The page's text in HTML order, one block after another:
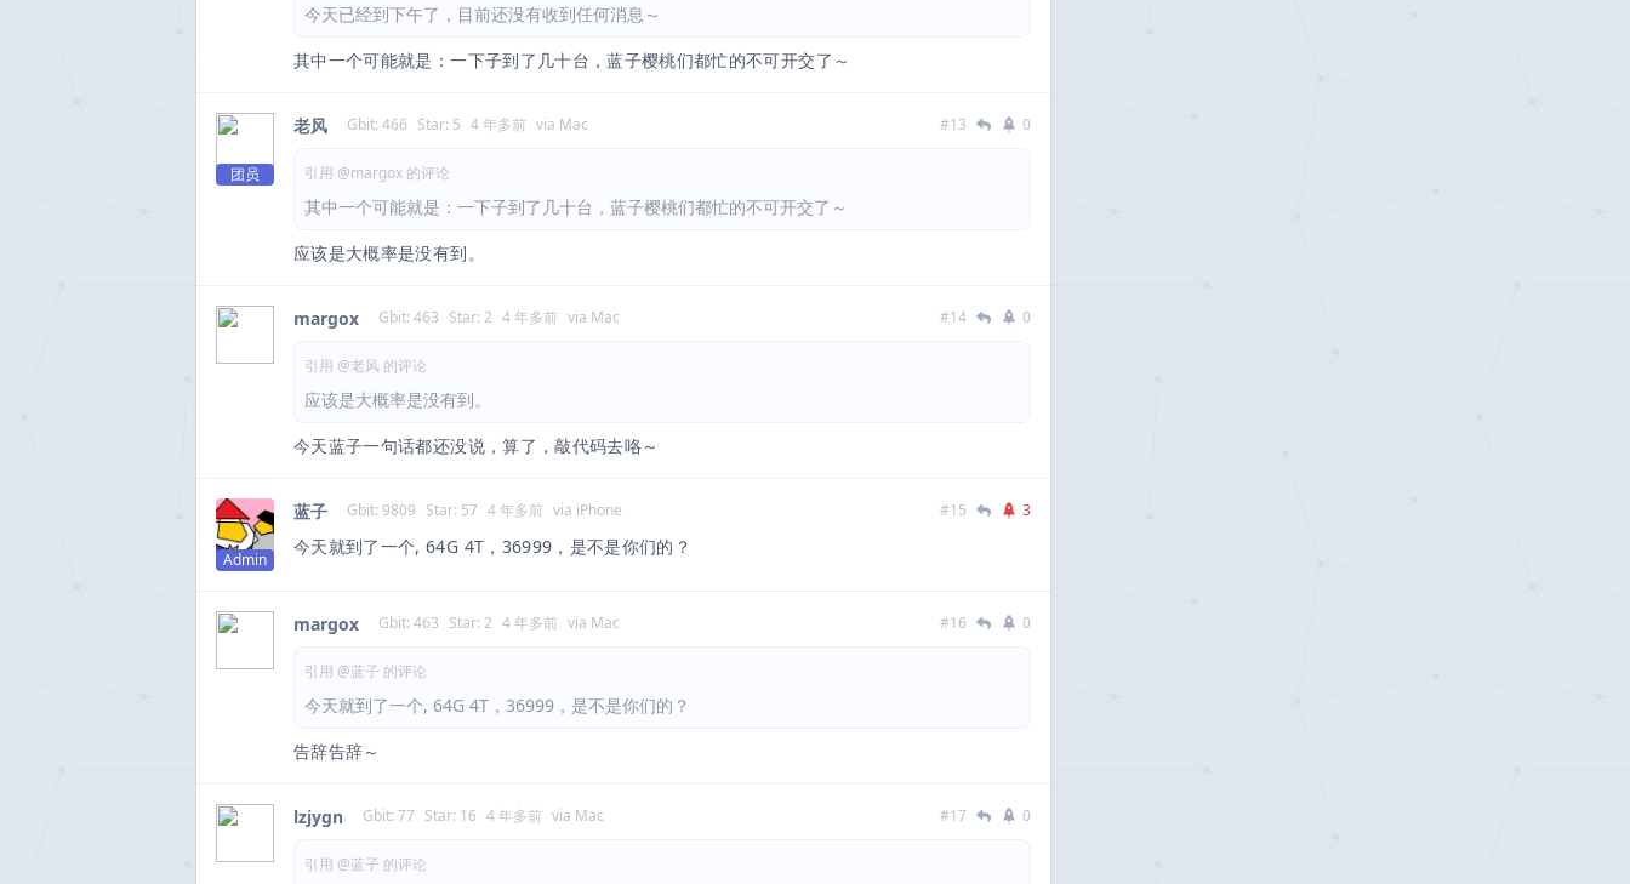
今天已经到下午了，目前还没有收到任何消息～
其中一个可能就是：一下子到了几十台，蓝子樱桃们都忙的不可开交了～
团员
老风 Gbit: 466 Star: 5 4 年多前 via Mac #13 0
引用 @margox 的评论
其中一个可能就是：一下子到了几十台，蓝子樱桃们都忙的不可开交了～
应该是大概率是没有到。
margox Gbit: 463 Star: 2 4 年多前 via Mac #14 0
引用 @老风 的评论
应该是大概率是没有到。
今天蓝子一句话都还没说，算了，敲代码去咯～
Admin
蓝子 Gbit: 9809 Star: 57 4 年多前 via iPhone #15 3
今天就到了一个, 64G 4T，36999，是不是你们的？
margox Gbit: 463 Star: 2 4 年多前 via Mac #16 0
引用 @蓝子 的评论
今天就到了一个, 64G 4T，36999，是不是你们的？
告辞告辞～
lzjygn Gbit: 77 Star: 16 4 年多前 via Mac #17 0
引用 @蓝子 的评论